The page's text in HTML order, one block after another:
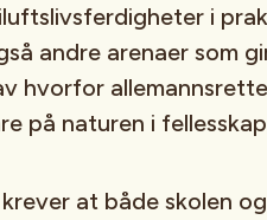
i
andre arenaer som
hvorfor
på naturen i
at både skolen